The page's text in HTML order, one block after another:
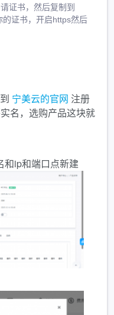
证书，然后复制到
证书，开启https然后
宁美云的官网 注册
名，选购产品这块就
和ip和端口点新建